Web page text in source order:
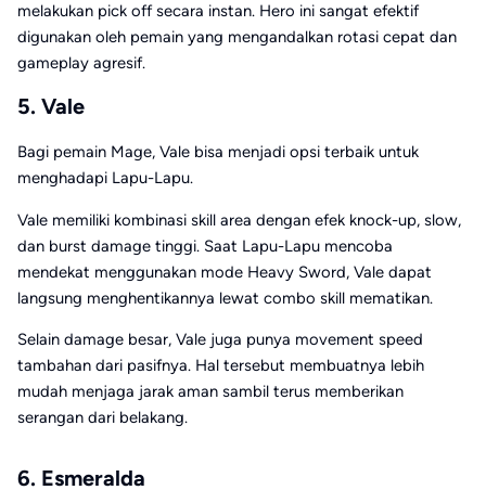
melakukan pick off secara instan. Hero ini sangat efektif
digunakan oleh pemain yang mengandalkan rotasi cepat dan
gameplay agresif.
5. Vale
Bagi pemain Mage, Vale bisa menjadi opsi terbaik untuk
menghadapi Lapu-Lapu.
Vale memiliki kombinasi skill area dengan efek knock-up, slow,
dan burst damage tinggi. Saat Lapu-Lapu mencoba
mendekat menggunakan mode Heavy Sword, Vale dapat
langsung menghentikannya lewat combo skill mematikan.
Selain damage besar, Vale juga punya movement speed
tambahan dari pasifnya. Hal tersebut membuatnya lebih
mudah menjaga jarak aman sambil terus memberikan
serangan dari belakang.
6. Esmeralda